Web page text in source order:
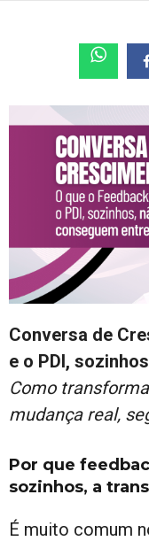
Conversa de
e o PDI,
Como
mudança real,
Por que
sozinhos, a
É muito comum